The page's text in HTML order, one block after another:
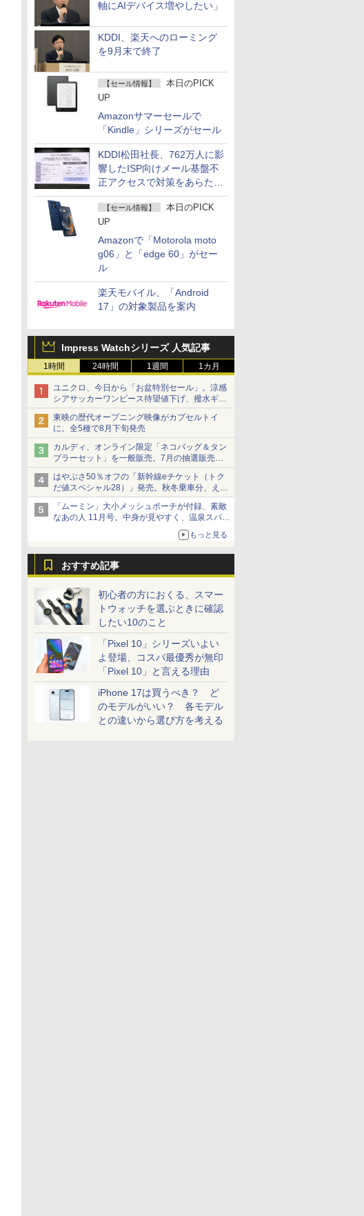
軸にAIデバイス増やしたい」
KDDI、楽天へのローミング
を9月末で終了
【セール情報】
本日のPICK
UP
Amazonサマーセールで
「Kindle」シリーズがセール
KDDI松田社長、762万人に影
響したISP向けメール基盤不
正アクセスで対策をあらため
て説明
【セール情報】
本日のPICK
UP
Amazonで「Motorola moto
g06」と「edge 60」がセー
ル
楽天モバイル、「Android
17」の対象製品を案内
Impress Watchシリーズ 人気記事
1時間 24時間 1週間 1カ月
ユニクロ、今日から「お盆特別セール」。涼感
シアサッカーワンピース待望値下げ、撥水ギア
ショーツは1990円に
東映の歴代オープニング映像がカプセルトイ
に。全5種で8月下旬発売
カルディ、オンライン限定「ネコバッグ＆タン
ブラーセット」を一般販売。7月の抽選販売の
当選無効分
はやぶさ50％オフの「新幹線eチケット（トク
だ値スペシャル28）」発売。秋冬乗車分、えき
ねっと限定
「ムーミン」大小メッシュポーチが付録、素敵
なあの人 11月号。中身が見やすく、温泉スパに
もっと見る
おすすめ記事
初心者の方におくる、スマー
トウォッチを選ぶときに確認
したい10のこと
「Pixel 10」シリーズいよい
よ登場、コスパ最優秀が無印
「Pixel 10」と言える理由
iPhone 17は買うべき？ ど
のモデルがいい？ 各モデル
との違いから選び方を考える